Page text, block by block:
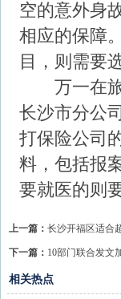
空的意外身
相应的保障
目，则需要
万一在旅
长沙市分公
打保险公司
料，包括报
要就医的则
上一篇： 长沙开福区适合
下一篇： 10部门联合发文
相关热点